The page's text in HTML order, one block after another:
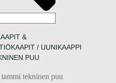
&
/ UUNIKAAPPI
PUU